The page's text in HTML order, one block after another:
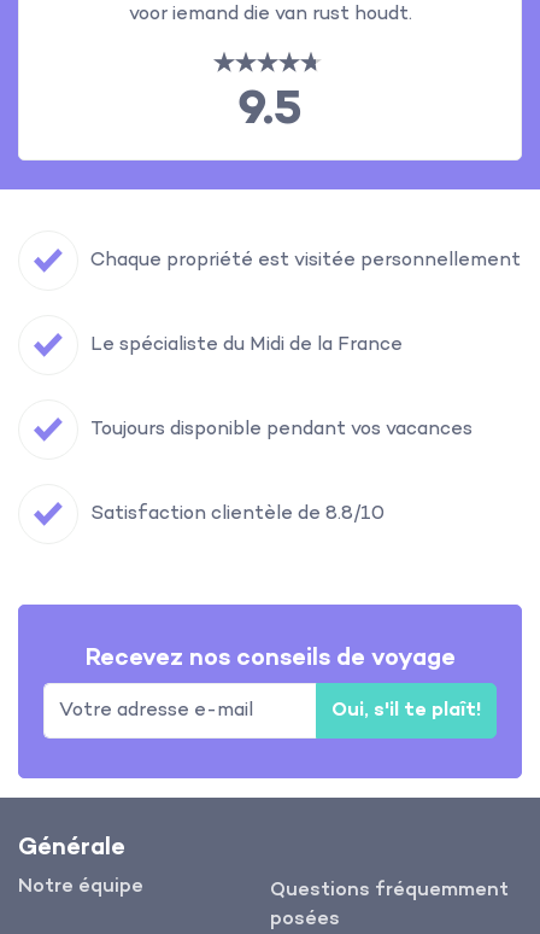
voor iemand die van rust houdt.
9.5
Chaque propriété est visitée personnellement
Le spécialiste du Midi de la France
Toujours disponible pendant vos vacances
Satisfaction clientèle de 8.8/10
Recevez nos conseils de voyage
Oui, s'il te plaît!
Générale
Notre équipe
Questions fréquemment
posées